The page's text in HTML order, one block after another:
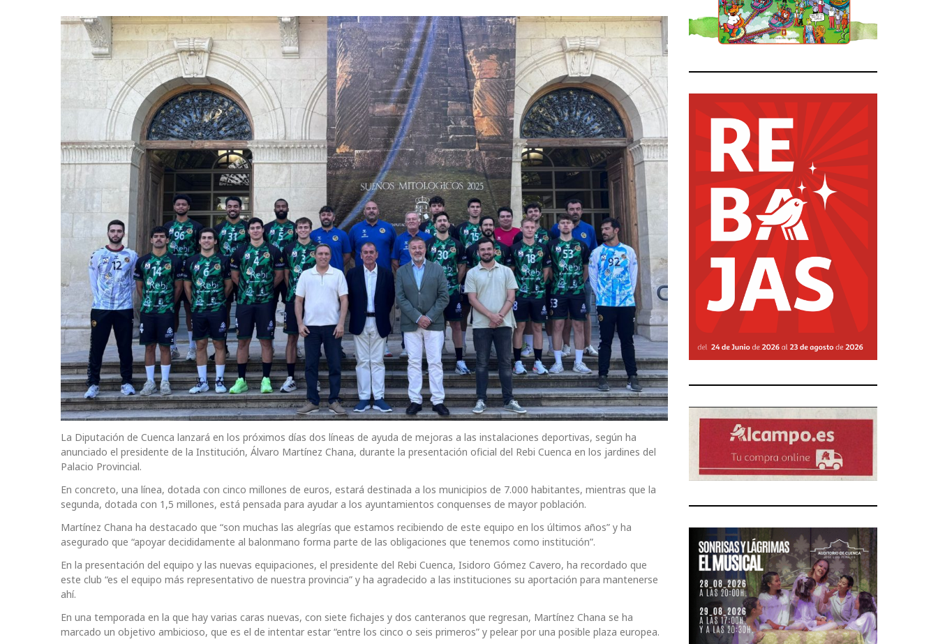
La Diputación de Cuenca lanzará en los próximos días dos líneas de ayuda de mejoras a las instalaciones deportivas, según ha
anunciado el presidente de la Institución, Álvaro Martínez Chana, durante la presentación oficial del Rebi Cuenca en los jardines del
Palacio Provincial.
En concreto, una línea, dotada con cinco millones de euros, estará destinada a los municipios de 7.000 habitantes, mientras que la
segunda, dotada con 1,5 millones, está pensada para ayudar a los ayuntamientos conquenses de mayor población.
Martínez Chana ha destacado que “son muchas las alegrías que estamos recibiendo de este equipo en los últimos años” y ha
asegurado que “apoyar decididamente al balonmano forma parte de las obligaciones que tenemos como institución”.
En la presentación del equipo y las nuevas equipaciones, el presidente del Rebi Cuenca, Isidoro Gómez Cavero, ha recordado que
este club “es el equipo más representativo de nuestra provincia” y ha agradecido a las instituciones su aportación para mantenerse
ahí.
En una temporada en la que hay varias caras nuevas, con siete fichajes y dos canteranos que regresan, Martínez Chana se ha
marcado un objetivo ambicioso, que es el de intentar estar “entre los cinco o seis primeros” y pelear por una posible plaza europea.